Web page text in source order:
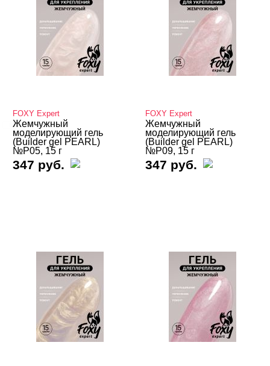
Типсы, формы, клей
БРЕНДЫ Cвернуть
FOXY Expert
ЦВЕТ
Cвернуть
FOXY Expert
Жемчужный
моделирующий гель
(Builder gel PEARL)
№P05, 15 г
347 руб.
FOXY Expert
Жемчужный
моделирующий гель
(Builder gel PEARL)
№P09, 15 г
347 руб.